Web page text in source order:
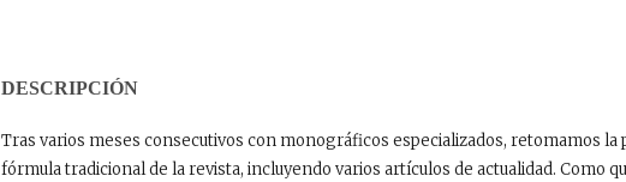
DESCRIPCIÓN
Tras varios meses consecutivos con monográficos especializados, retomamos
fórmula tradicional de la revista, incluyendo varios artículos de actualidad. Como